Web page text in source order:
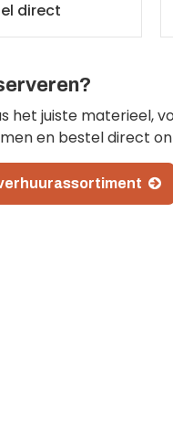
direct
het juiste materieel,
en bestel direct